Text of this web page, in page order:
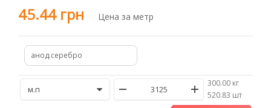
45.44 грн Цена за метр
анод.серебро
300.00 кг
/520.83 шт